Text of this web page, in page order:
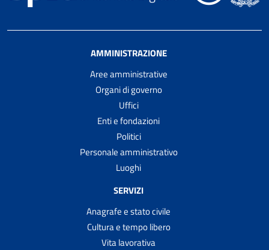
AMMINISTRAZIONE
Aree amministrative
Organi di governo
Uffici
Enti e fondazioni
Politici
Personale amministrativo
Luoghi
SERVIZI
Anagrafe e stato civile
Cultura e tempo libero
Vita lavorativa